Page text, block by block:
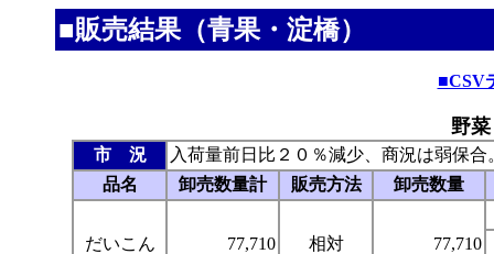
■販売結果（青果・淀橋）
■CSV
野
市 況
入荷量前日比２０％減少、商況は弱保合
品名
卸売数量計 販売方法 卸売数量
だいこん 77,710 相対 77,710